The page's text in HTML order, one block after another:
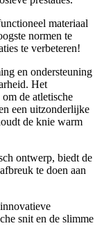
materiaal
normen te
te verbeteren!
en ondersteuning
Het
de atletische
een uitzonderlijke
de knie warm
ontwerp, biedt de
te doen aan
snit en de slimme